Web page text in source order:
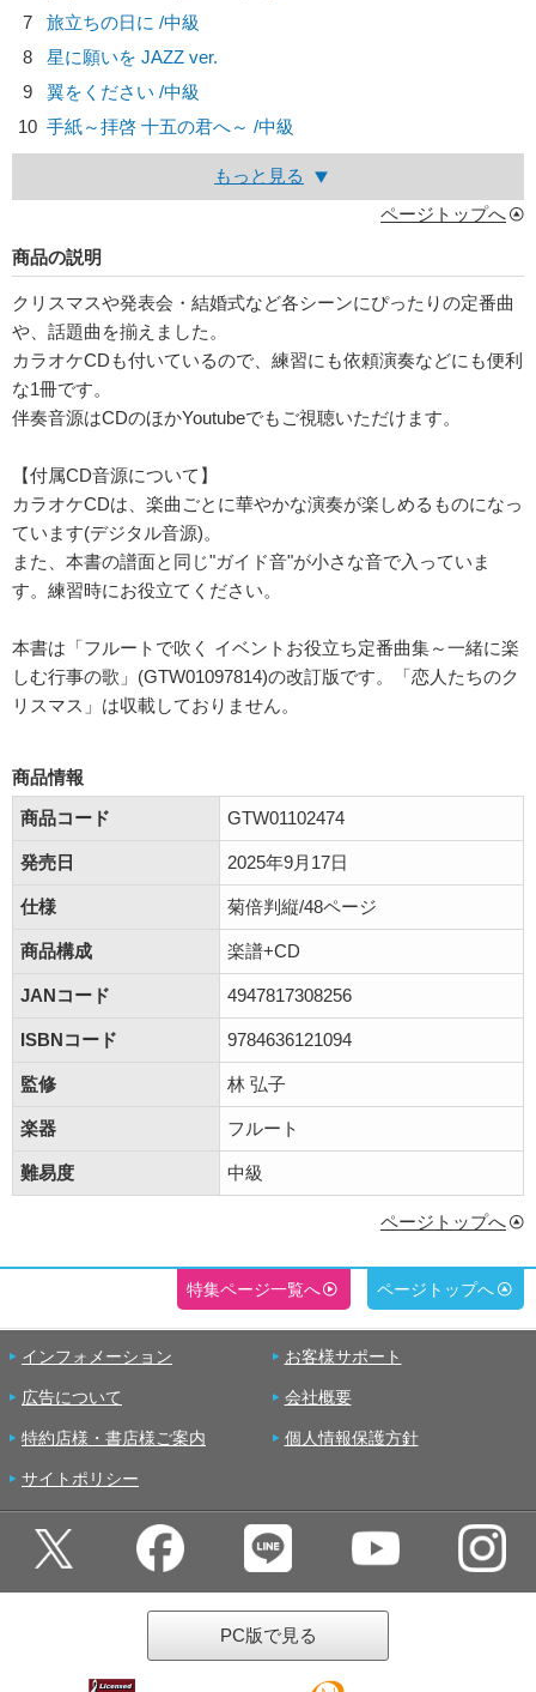
7
旅立ちの日に /中級
8
星に願いを JAZZ ver.
9
翼をください /中級
10 手紙～拝啓 十五の君へ～ /中級
もっと見る
ページトップへ
商品の説明
クリスマスや発表会・結婚式など各シーンにぴったりの定番曲
や、話題曲を揃えました。
カラオケCDも付いているので、練習にも依頼演奏などにも便利
な1冊です。
伴奏音源はCDのほかYoutubeでもご視聴いただけます。
【付属CD音源について】
カラオケCDは、楽曲ごとに華やかな演奏が楽しめるものになっ
ています(デジタル音源)。
また、本書の譜面と同じ"ガイド音"が小さな音で入っていま
す。練習時にお役立てください。
本書は「フルートで吹く イベントお役立ち定番曲集～一緒に楽
しむ行事の歌」(GTW01097814)の改訂版です。「恋人たちのク
リスマス」は収載しておりません。
商品情報
商品コード
GTW01102474
発売日 2025年9月17日
仕様 菊倍判縦/48ページ
商品構成 楽譜+CD
JANコード 4947817308256
ISBNコード 9784636121094
監修 林 弘子
楽器 フルート
難易度 中級
ページトップへ
特集ページ一覧へ ページトップへ
インフォメーション お客様サポート
広告について 会社概要
特約店様・書店様ご案内 個人情報保護方針
サイトポリシー
PC版で見る